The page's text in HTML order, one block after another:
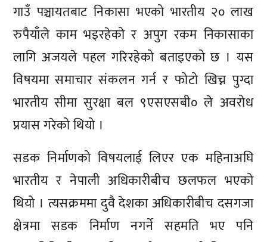
गाउँ पञ्चायतबाट निकासा भएको भारतीय २० लाख
रुपैयाँले काम भइरहेको र अपुग रकम निकासाका
लागि अजयले पहल गरिरहेको बताइएको छ । यस
विषयमा समाचार संकलन गर्न र फोटो खिच्न पुग्दा
भारतीय सीमा सुरक्षा बल ९एसएसबी० ले अवरोध
प्रयास गरेको थियो ।
सडक निर्माणको विषयलाई लिएर एक महिनाअघि
भारतीय र नेपाली अधिकारीबीच छलफल भएको
थियो । त्यसक्रममा दुवै देशका अधिकारीबीच दसगजा
क्षेत्रमा सडक निर्माण नगर्ने सहमति भए पनि